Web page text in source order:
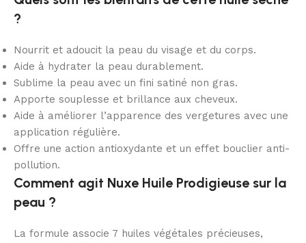
?
Nourrit et adoucit la peau du visage et du corps.
Aide à hydrater la peau durablement.
Sublime la peau avec un fini satiné non gras.
Apporte souplesse et brillance aux cheveux.
Aide à améliorer l’apparence des vergetures avec une
application régulière.
Offre une action antioxydante et un effet bouclier anti-
pollution.
Comment agit Nuxe Huile Prodigieuse sur la
peau ?
La formule associe 7 huiles végétales précieuses,